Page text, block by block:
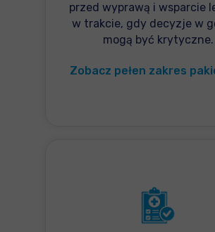
przed wyprawą i wsparcie
w trakcie, gdy decyzje w
mogą być krytyczne.
Zobacz pełen zakres